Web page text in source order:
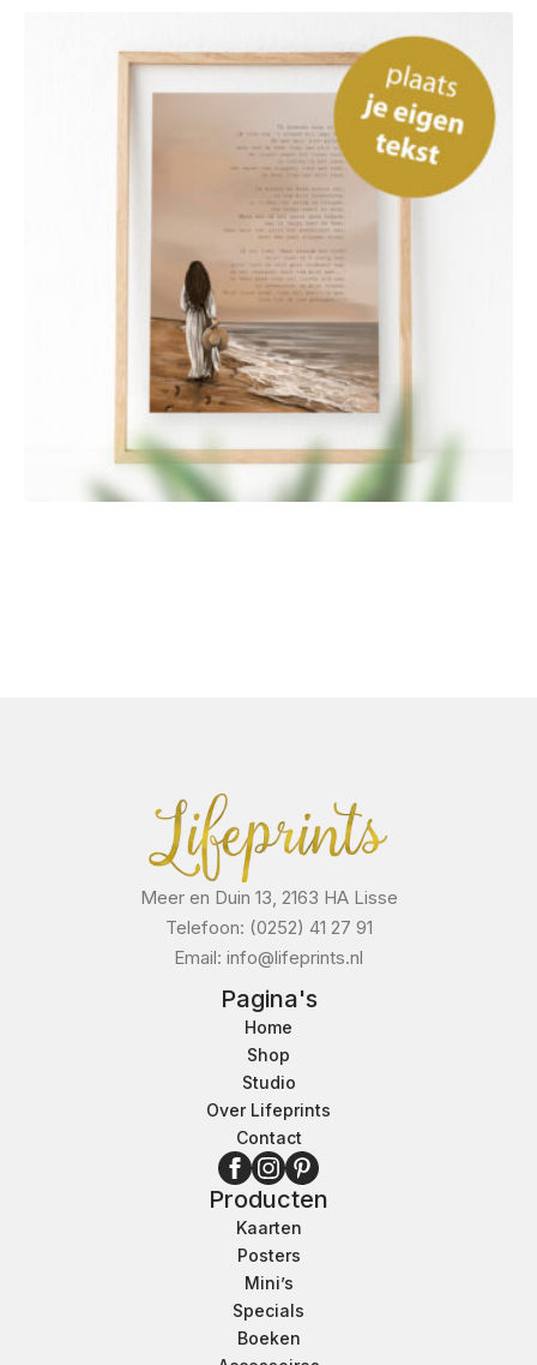
Meer en Duin 13, 2163 HA Lisse
Telefoon: (0252) 41 27 91
Email: info@lifeprints.nl
Pagina's
Home
Shop
Studio
Over Lifeprints
Contact
Producten
Kaarten
Posters
Mini’s
Specials
Boeken